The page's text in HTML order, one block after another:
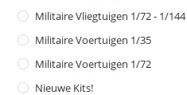
Militaire Vliegtuigen 1/72 - 1/144
Militaire Voertuigen 1/35
Militaire Voertuigen 1/72
Nieuwe Kits!